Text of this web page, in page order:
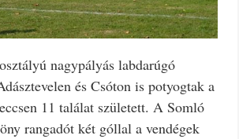
nagypályás labdarúgó
és Csóton is potyogtak a
11 találat született. A Somló
rangadót két góllal a vendégek